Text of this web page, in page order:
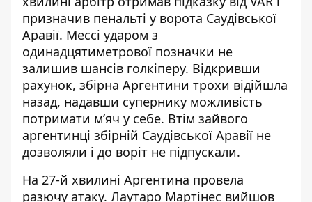
призначив пенальті у ворота Саудівської
Аравії. Мессі ударом з
одинадцятиметрової позначки не
залишив шансів голкіперу. Відкривши
рахунок, збірна Аргентини трохи відійшла
назад, надавши супернику можливість
потримати м’яч у себе. Втім зайвого
аргентинці збірній Саудівської Аравії не
дозволяли і до воріт не підпускали.
На 27-й хвилині Аргентина провела
разючу атаку. Лаутаро Мартінес вийшов